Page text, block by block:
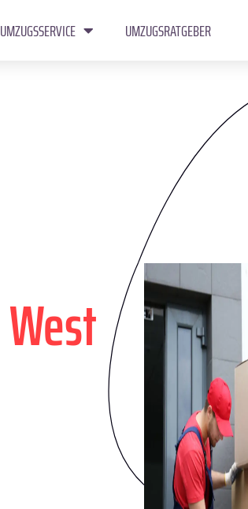
UMZUGSSERVICE UMZUGSRATGEBER
West